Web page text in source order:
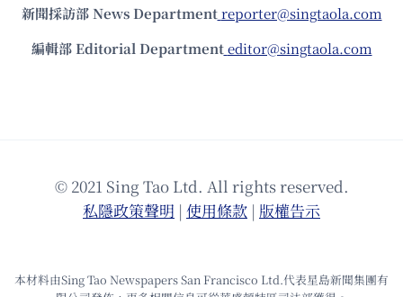
新聞採訪部 News Department reporter@singtaola.com
編輯部 Editorial Department editor@singtaola.com
© 2021 Sing Tao Ltd. All rights reserved.
私隱政策聲明 | 使⽤條款 | 版權告⽰
本材料由Sing Tao Newspapers San Francisco Ltd.代表星島新聞集團有